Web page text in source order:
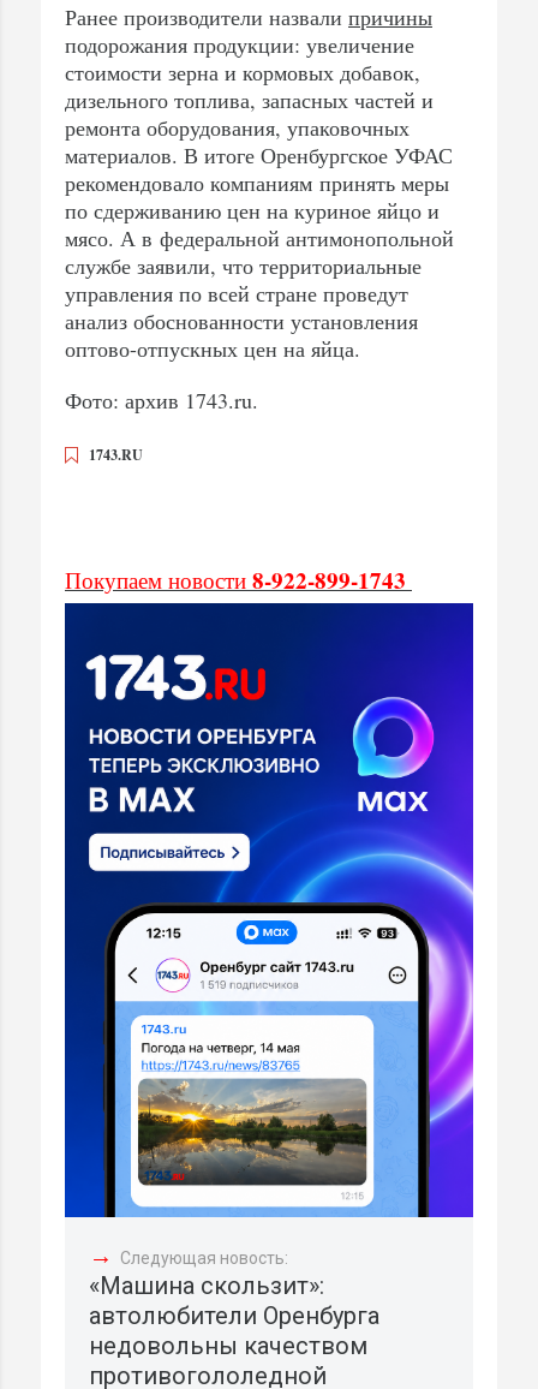
Ранее производители назвали причины
подорожания продукции: увеличение
стоимости зерна и кормовых добавок,
дизельного топлива, запасных частей и
ремонта оборудования, упаковочных
материалов. В итоге Оренбургское УФАС
рекомендовало компаниям принять меры
по сдерживанию цен на куриное яйцо и
мясо. А в федеральной антимонопольной
службе заявили, что территориальные
управления по всей стране проведут
анализ обоснованности установления
оптово-отпускных цен на яйца.
Фото: архив 1743.ru.
1743.RU
Покупаем новости 8-922-899-1743
→ Следующая новость:
«Машина скользит»:
автолюбители Оренбурга
недовольны качеством
противогололедной